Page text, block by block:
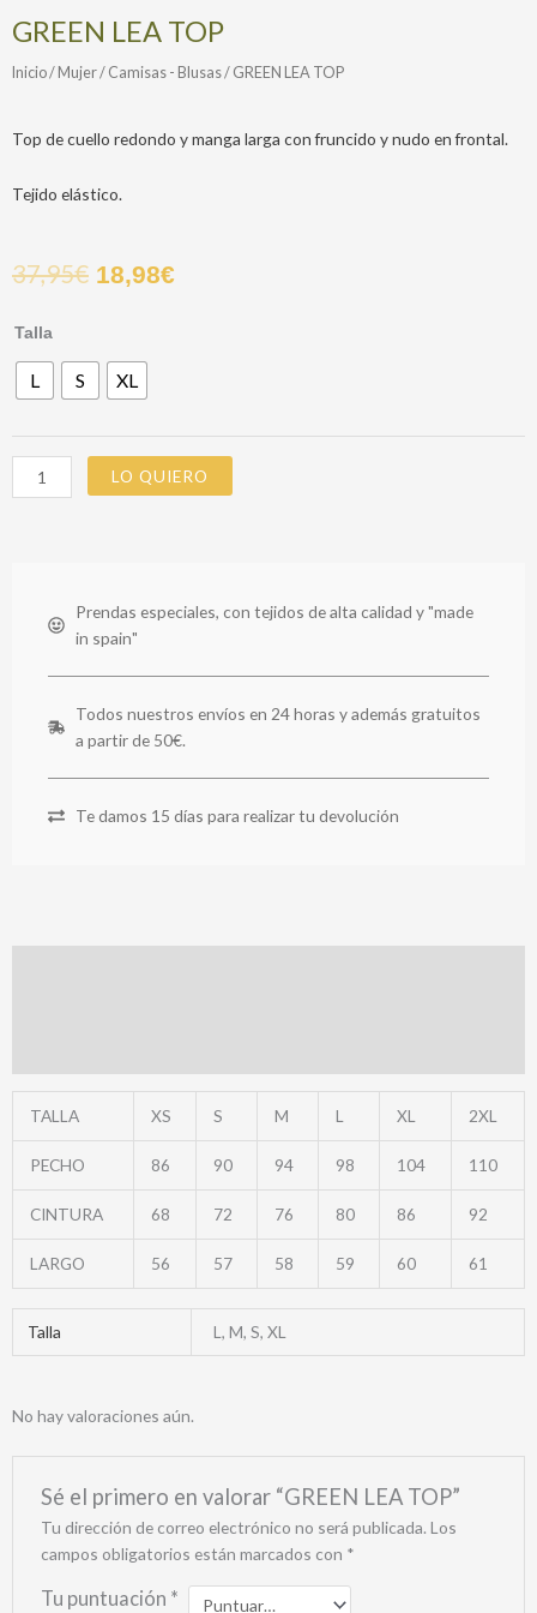
GREEN LEA TOP
Inicio/ Mujer/ Camisas - Blusas/ GREEN LEA TOP
Top de cuello redondo y manga larga con fruncido y nudo en frontal.
Tejido elástico.
37,95€ 18,98€
Talla
L S XL
GREEN
TOP
LO QUIERO
Prendas especiales, con tejidos de alta calidad y "made
in spain"
Todos nuestros envíos en 24 horas y además gratuitos
a partir de 50€.
Te damos 15 días para realizar tu devolución
TALLA XS S M L XL 2XL
PECHO 86 90 94 98 104 110
CINTURA 68 72 76 80 86 92
LARGO 56 57 58 59 60 61
Talla L, M, S, XL
No hay valoraciones aún.
Sé el primero en valorar “GREEN LEA TOP”
Tu dirección de correo electrónico no será publicada. Los
campos obligatorios están marcados con *
Tu puntuación *